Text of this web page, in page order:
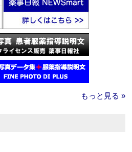
もっと見る »